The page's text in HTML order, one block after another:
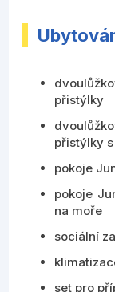
přistýlky
přistýlky
pokoje
pokoje
na moře
sociální
set pro